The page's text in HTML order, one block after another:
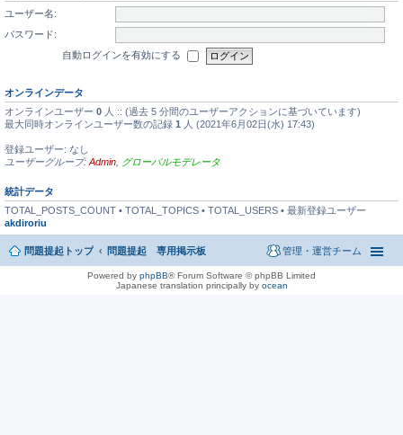
ユーザー名:
パスワード:
自動ログインを有効にする
オンラインデータ
オンラインユーザー 0 人 :: (過去 5 分間のユーザーアクションに基づいています)
最大同時オンラインユーザー数の記録 1 人 (2021年6月02日(水) 17:43)
登録ユーザー: なし
ユーザーグループ: Admin グローバルモデレータ
統計データ
TOTAL_POSTS_COUNT • TOTAL_TOPICS • TOTAL_USERS • 最新登録ユーザー
akdiroriu
問題提起トップ 問題提起 専用掲示板 管理・運営チーム
Powered by phpBB® Forum Software © phpBB Limited
Japanese translation principally by ocean